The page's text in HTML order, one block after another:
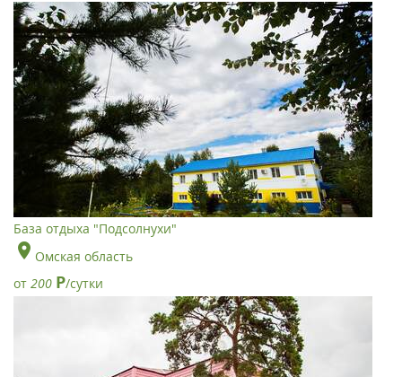
База отдыха "Подсолнухи"
Омская область
от 200 Р/сутки